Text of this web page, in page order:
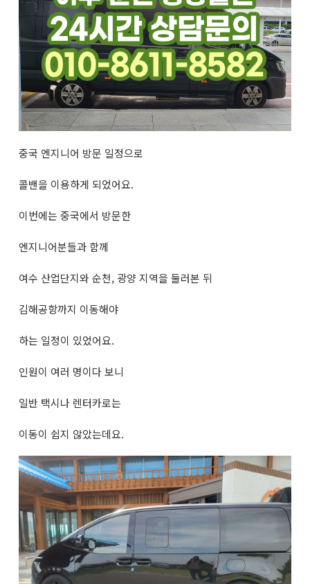
중국 엔지니어 방문 일정으로
콜밴을 이용하게 되었어요.
이번에는 중국에서 방문한
엔지니어분들과 함께
여수 산업단지와 순천, 광양 지역을 둘러본 뒤
김해공항까지 이동해야
하는 일정이 있었어요.
인원이 여러 명이다 보니
일반 택시나 렌터카로는
이동이 쉽지 않았는데요.